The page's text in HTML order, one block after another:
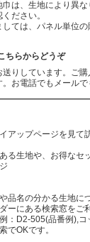
巾は、生地により異
ださい。
ては、パネル単位
ちらからどうぞ
りしています。ご
お電話でもメールで
アップページを見て
る生地や、お得なセ
品名の分かる生地に
ーにある検索窓をご
：D2-505(品番例),
でOKです。